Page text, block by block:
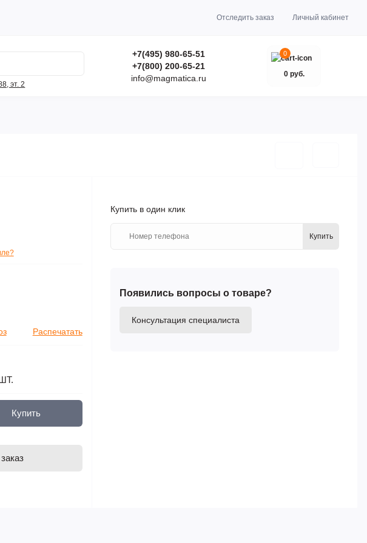
Отследить заказ Личный кабинет
эт. 2
+7(495) 980-65-51
+7(800) 200-65-21
info@magmatica.ru
0
0 руб.
Распечатать
Купить
Купить в один клик
Купить
Появились вопросы о товаре?
Консультация специалиста